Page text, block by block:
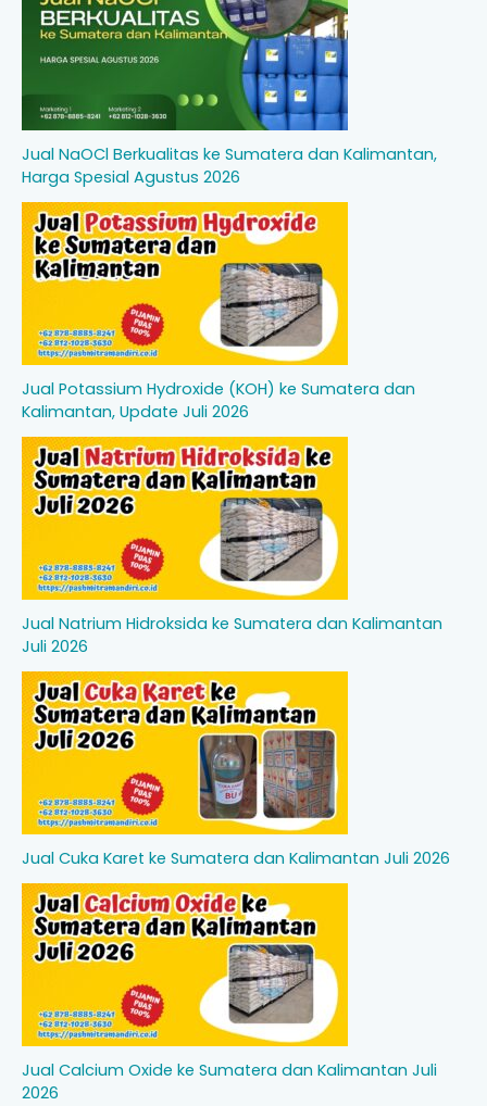
Jual NaOCl Berkualitas ke Sumatera dan Kalimantan,
Harga Spesial Agustus 2026
Jual Potassium Hydroxide (KOH) ke Sumatera dan
Kalimantan, Update Juli 2026
Jual Natrium Hidroksida ke Sumatera dan Kalimantan
Juli 2026
Jual Cuka Karet ke Sumatera dan Kalimantan Juli 2026
Jual Calcium Oxide ke Sumatera dan Kalimantan Juli
2026